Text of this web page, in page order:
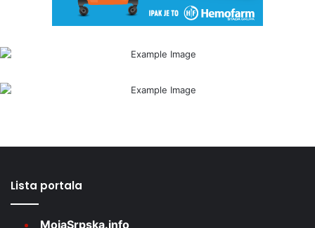
Lista portala
MojaSrpska.info